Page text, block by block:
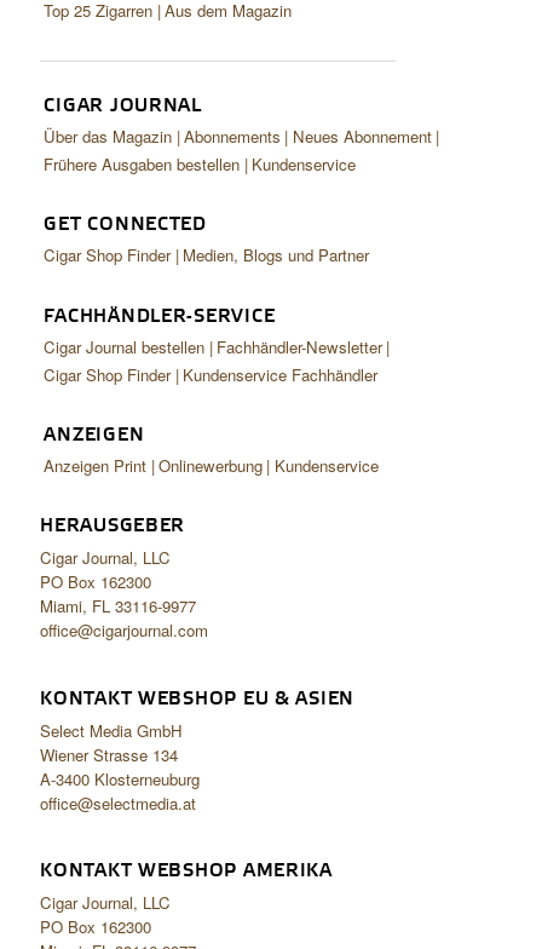
ZIGARRENBRANCHE
Top 25 Zigarren Aus dem Magazin
CIGAR JOURNAL
Über das Magazin Abonnements
Neues Abonnement
Frühere Ausgaben bestellen Kundenservice
GET CONNECTED
Cigar Shop Finder Medien, Blogs und Partner
FACHHÄNDLER-SERVICE
Cigar Journal bestellen Fachhändler-Newsletter
Cigar Shop Finder Kundenservice Fachhändler
ANZEIGEN
Anzeigen Print Onlinewerbung Kundenservice
HERAUSGEBER
Cigar Journal, LLC
PO Box 162300
Miami, FL 33116-9977
office@cigarjournal.com
KONTAKT WEBSHOP EU & ASIEN
Select Media GmbH
Wiener Strasse 134
A-3400 Klosterneuburg
office@selectmedia.at
KONTAKT WEBSHOP AMERIKA
Cigar Journal, LLC
PO Box 162300